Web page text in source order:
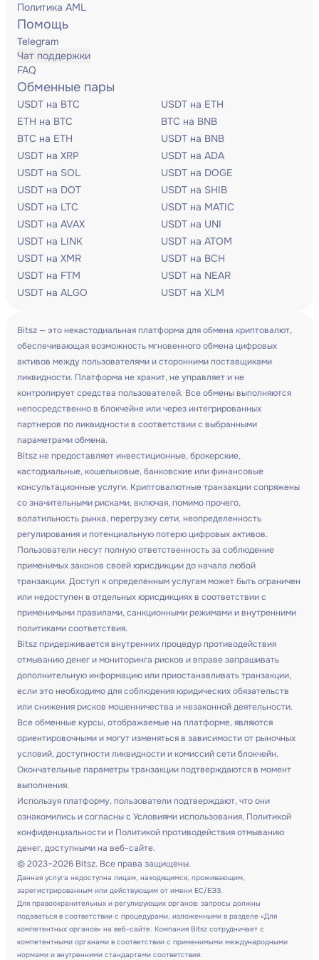
Политика AML
Помощь
Telegram
Чат поддержки
FAQ
Обменные пары
USDT на BTC
USDT на ETH
ETH на BTC
BTC на BNB
BTC на ETH
USDT на BNB
USDT на XRP
USDT на ADA
USDT на SOL
USDT на DOGE
USDT на DOT
USDT на SHIB
USDT на LTC
USDT на MATIC
USDT на AVAX
USDT на UNI
USDT на LINK
USDT на ATOM
USDT на XMR
USDT на BCH
USDT на FTM
USDT на NEAR
USDT на ALGO
USDT на XLM
Bitsz — это некастодиальная платформа для обмена криптовалют,
обеспечивающая возможность мгновенного обмена цифровых
активов между пользователями и сторонними поставщиками
ликвидности. Платформа не хранит, не управляет и не
контролирует средства пользователей. Все обмены выполняются
непосредственно в блокчейне или через интегрированных
партнеров по ликвидности в соответствии с выбранными
параметрами обмена.
Bitsz не предоставляет инвестиционные, брокерские,
кастодиальные, кошельковые, банковские или финансовые
консультационные услуги. Криптовалютные транзакции сопряжены
со значительными рисками, включая, помимо прочего,
волатильность рынка, перегрузку сети, неопределенность
регулирования и потенциальную потерю цифровых активов.
Пользователи несут полную ответственность за соблюдение
применимых законов своей юрисдикции до начала любой
транзакции. Доступ к определенным услугам может быть ограничен
или недоступен в отдельных юрисдикциях в соответствии с
применимыми правилами, санкционными режимами и внутренними
политиками соответствия.
Bitsz придерживается внутренних процедур противодействия
отмыванию денег и мониторинга рисков и вправе запрашивать
дополнительную информацию или приостанавливать транзакции,
если это необходимо для соблюдения юридических обязательств
или снижения рисков мошенничества и незаконной деятельности.
Все обменные курсы, отображаемые на платформе, являются
ориентировочными и могут изменяться в зависимости от рыночных
условий, доступности ликвидности и комиссий сети блокчейн.
Окончательные параметры транзакции подтверждаются в момент
выполнения.
Используя платформу, пользователи подтверждают, что они
ознакомились и согласны с Условиями использования, Политикой
конфиденциальности и Политикой противодействия отмыванию
денег, доступными на веб-сайте.
© 2023–2026 Bitsz. Все права защищены.
Данная услуга недоступна лицам, находящимся, проживающим,
зарегистрированным или действующим от имени ЕС/ЕЭЗ.
Для правоохранительных и регулирующих органов: запросы должны
подаваться в соответствии с процедурами, изложенными в разделе «Для
компетентных органов» на веб-сайте. Компания Bitsz сотрудничает с
компетентными органами в соответствии с применимыми международными
нормами и внутренними стандартами соответствия.